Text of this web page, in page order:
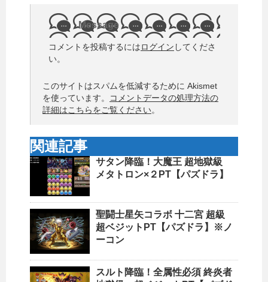
Message
コメントを投稿するにはログイン してくださ
い。
このサイトはスパムを低減するために Akismet
を使っています。
コメントデータの処理方法の
詳細はこちらをご覧ください。
関連記事
サタン降臨！大魔王 超地獄級
メタトロン×２PT【パズドラ】
聖闘士星矢コラボ 十二宮 超級
超ベジットPT【パズドラ】※ノ
ーコン
スルト降臨！全属性必須 終炎者